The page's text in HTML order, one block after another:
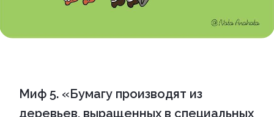
Миф 5. «Бумагу производят из
деревьев, выращенных в специальных